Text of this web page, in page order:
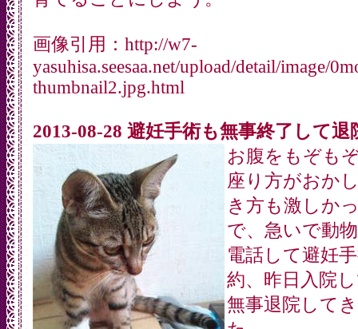
画像引用：http://w7-
yasuhisa.seesaa.net/upload/detail/image/
thumbnail2.jpg.html
2013-08-28 避妊手術も無事終了して退
お腹をもぞも
座り方がおか
き方も激しか
で、急いで動
電話して避妊
約、昨日入院
無事退院して